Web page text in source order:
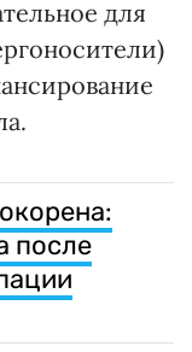
для
после